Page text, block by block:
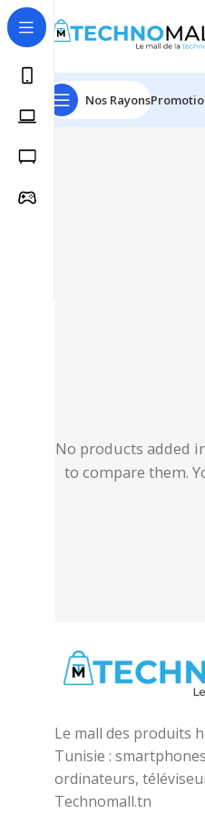
Nos Rayons
No products added
to compare them.
Le mall des produits
Tunisie :
ordinateurs,
Technomall.tn